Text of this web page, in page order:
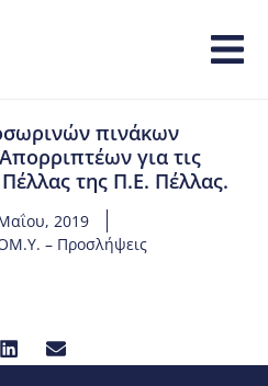
πινάκων
για τις
της Π.Ε. Πέλλας.
2019
– Προσλήψεις